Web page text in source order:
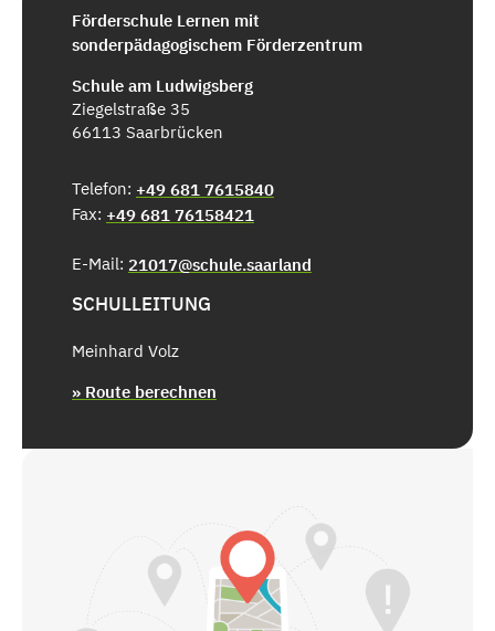
Förderschule Lernen mit
sonderpädagogischem Förderzentrum
Schule am Ludwigsberg
Ziegelstraße 35
66113 Saarbrücken
Telefon: +49 681 7615840
Fax: +49 681 76158421
E-Mail: 21017@schule.saarland
SCHULLEITUNG
Meinhard Volz
» Route berechnen